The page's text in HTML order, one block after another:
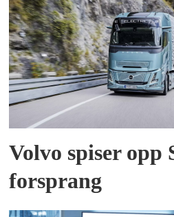
Volvo spiser opp
forsprang